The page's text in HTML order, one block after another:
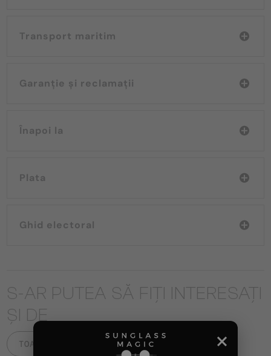
Transport maritim
Garanție și reclamații
Înapoi la
Plata
Ghid electoral
S-AR PUTEA SĂ FIȚI INTERESAȚI
ȘI DE
TOATE PRODUSELE